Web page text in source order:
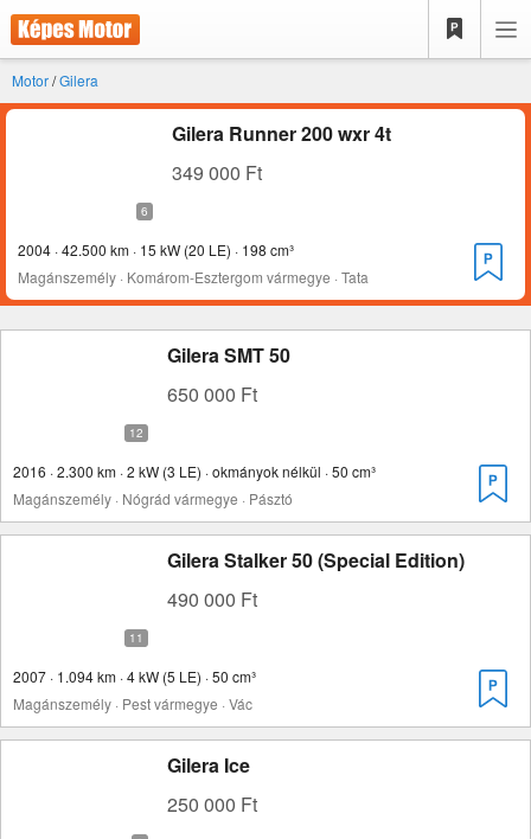
Motor/Gilera
Gilera Runner 200 wxr 4t
349 000 Ft
2004 · 42.500 km · 15 kW (20 LE) · 198 cm³
Magánszemély · Komárom-Esztergom vármegye · Tata
Gilera SMT 50
650 000 Ft
2016 · 2.300 km · 2 kW (3 LE) · okmányok nélkül · 50 cm³
Magánszemély · Nógrád vármegye · Pásztó
Gilera Stalker 50 (Special Edition)
490 000 Ft
2007 · 1.094 km · 4 kW (5 LE) · 50 cm³
Magánszemély · Pest vármegye · Vác
Gilera Ice
250 000 Ft